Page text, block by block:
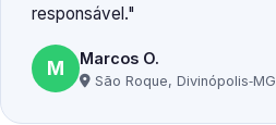
responsável.
M Marcos O.
São Roque, Divinópolis‑MG